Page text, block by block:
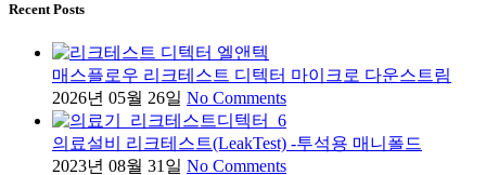
Recent Posts
매스플로우 리크테스트 디텍터 마이크로 다운스트림
2026년 05월 26일 No Comments
의료설비 리크테스트(LeakTest) -투석용 매니폴드
2023년 08월 31일 No Comments